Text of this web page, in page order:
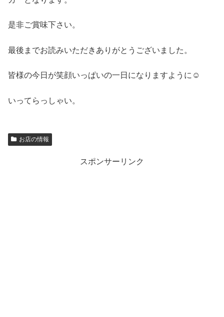
是非ご賞味下さい。
最後までお読みいただきありがとうございました。
皆様の今日が笑顔いっぱいの一日になりますように☺
いってらっしゃい。
お店の情報
スポンサーリンク